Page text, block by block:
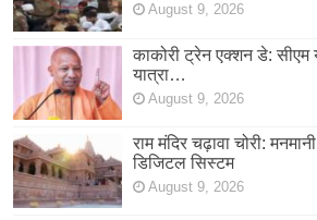
August 9, 2026
काकोरी ट्रेन एक्शन डे: सीएम
यात्रा…
August 9, 2026
राम मंदिर चढ़ावा चोरी:
डिजिटल सिस्टम
August 9, 2026